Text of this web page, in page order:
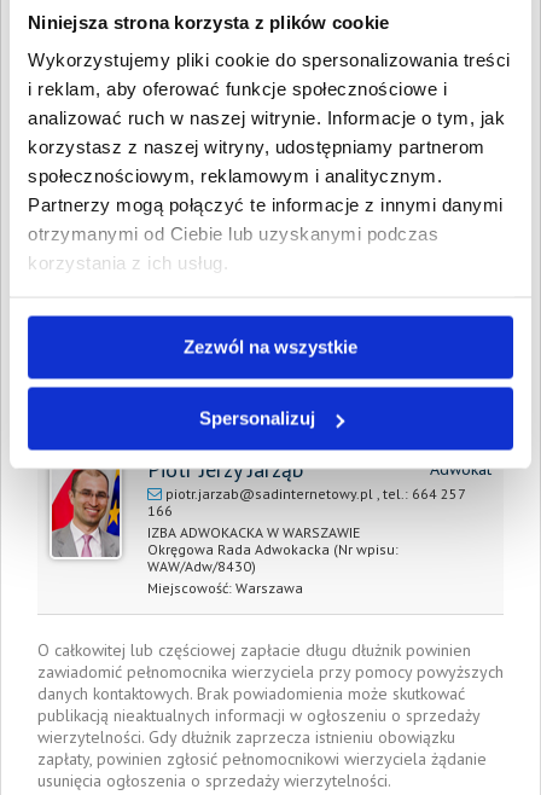
Niniejsza strona korzysta z plików cookie
Wykorzystujemy pliki cookie do spersonalizowania treści
i reklam, aby oferować funkcje społecznościowe i
analizować ruch w naszej witrynie. Informacje o tym, jak
korzystasz z naszej witryny, udostępniamy partnerom
społecznościowym, reklamowym i analitycznym.
Partnerzy mogą połączyć te informacje z innymi danymi
otrzymanymi od Ciebie lub uzyskanymi podczas
korzystania z ich usług.
Zezwól na wszystkie
Spersonalizuj
W sumie: Wartość:2 576,16 PLN
Koszty sądowe:1 233,42 PLN
Spłacono:
0,00 PLN
Całkowita
wartość wierzytelności:
3 809,58 PLN
Prawomocny nakaz
zapłaty/
11 marca 2016
Data wystawienia: 9 lipca 2016
Pełnomocnik wierzyciela:
Piotr Jerzy Jarząb Adwokat
piotr.jarzab@sadinternetowy.pl , tel.: 664 257
166
IZBA ADWOKACKA W WARSZAWIE
Okręgowa Rada Adwokacka (Nr wpisu:
WAW/Adw/8430)
Miejscowość: Warszawa
O całkowitej lub częściowej zapłacie długu dłużnik powinien
zawiadomić pełnomocnika wierzyciela przy pomocy powyższych
danych kontaktowych. Brak powiadomienia może skutkować
publikacją nieaktualnych informacji w ogłoszeniu o sprzedaży
wierzytelności. Gdy dłużnik zaprzecza istnieniu obowiązku
zapłaty, powinien zgłosić pełnomocnikowi wierzyciela żądanie
usunięcia ogłoszenia o sprzedaży wierzytelności.